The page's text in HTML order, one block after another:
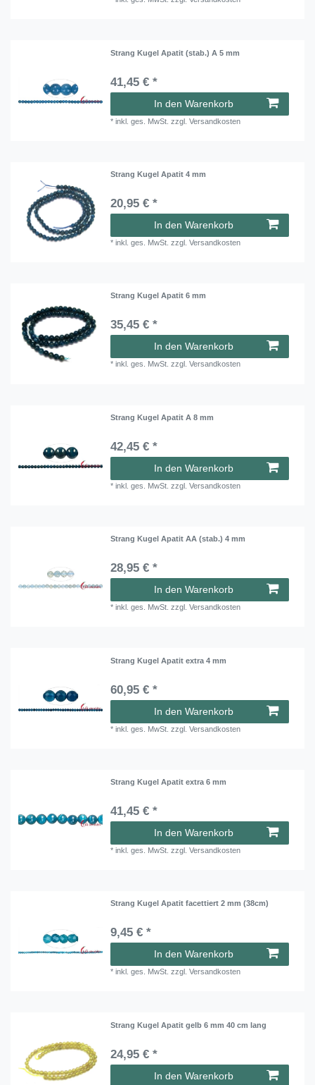
Strang Kugel Apatit (stab.) A 5 mm
41,45 € *
In den Warenkorb
*inkl. ges. MwSt. zzgl.Versandkosten
Strang Kugel Apatit 4 mm
20,95 € *
In den Warenkorb
*inkl. ges. MwSt. zzgl.Versandkosten
Strang Kugel Apatit 6 mm
35,45 € *
In den Warenkorb
*inkl. ges. MwSt. zzgl.Versandkosten
Strang Kugel Apatit A 8 mm
42,45 € *
In den Warenkorb
*inkl. ges. MwSt. zzgl.Versandkosten
Strang Kugel Apatit AA (stab.) 4 mm
28,95 € *
In den Warenkorb
*inkl. ges. MwSt. zzgl.Versandkosten
Strang Kugel Apatit extra 4 mm
60,95 € *
In den Warenkorb
*inkl. ges. MwSt. zzgl.Versandkosten
Strang Kugel Apatit extra 6 mm
41,45 € *
In den Warenkorb
*inkl. ges. MwSt. zzgl.Versandkosten
Strang Kugel Apatit facettiert 2 mm (38cm)
9,45 € *
In den Warenkorb
*inkl. ges. MwSt. zzgl.Versandkosten
Strang Kugel Apatit gelb 6 mm 40 cm lang
24,95 € *
In den Warenkorb